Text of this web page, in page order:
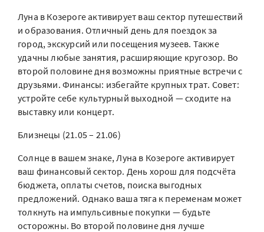
Луна в Козероге активирует ваш сектор путешествий
и образования. Отличный день для поездок за
город, экскурсий или посещения музеев. Также
удачны любые занятия, расширяющие кругозор. Во
второй половине дня возможны приятные встречи с
друзьями. Финансы: избегайте крупных трат. Совет:
устройте себе культурный выходной — сходите на
выставку или концерт.
Близнецы (21.05 – 21.06)
Солнце в вашем знаке, Луна в Козероге активирует
ваш финансовый сектор. День хорош для подсчёта
бюджета, оплаты счетов, поиска выгодных
предложений. Однако ваша тяга к переменам может
толкнуть на импульсивные покупки — будьте
осторожны. Во второй половине дня лучше